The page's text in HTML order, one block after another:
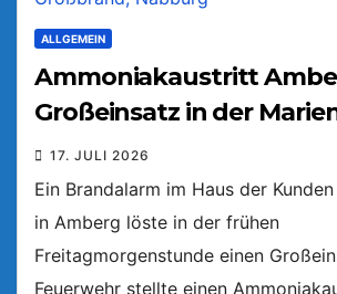
ALLGEMEIN
Ammoniakaustritt
Großeinsatz in der
17. JULI 2026
Ein Brandalarm im Haus der
in Amberg löste in der frühen
Freitagmorgenstunde einen
Feuerwehr stellte einen